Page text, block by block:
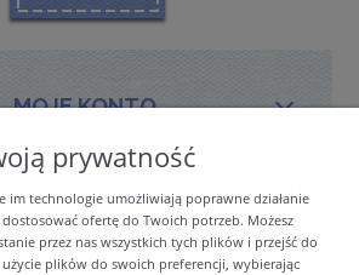
MOJE KONTO
I DOSTAWA
prywatność
im technologie umożliwiają poprawne działanie
ofertę do Twoich potrzeb. Możesz
przez nas wszystkich tych plików i przejść do
plików do swoich preferencji, wybierając